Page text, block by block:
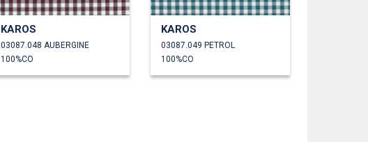
KAROS
03087.048 AUBERGINE
100%CO
KAROS
03087.049 PETROL
100%CO